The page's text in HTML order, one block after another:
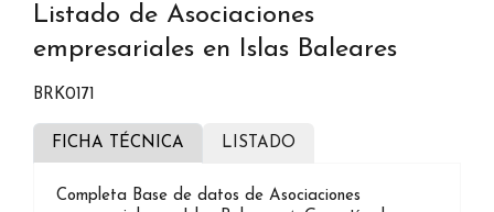
Listado de Asociaciones
empresariales en Islas Baleares
BRK0171
FICHA TÉCNICA LISTADO
Completa Base de datos de Asociaciones